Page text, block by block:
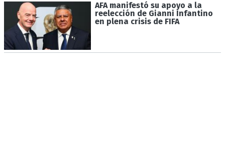
AFA manifestó su apoyo a la
reelección de Gianni Infantino
en plena crisis de FIFA